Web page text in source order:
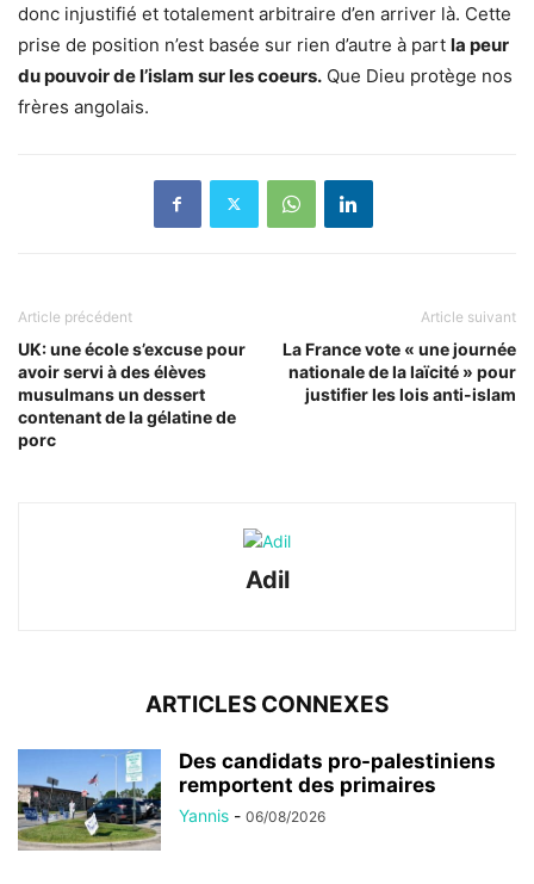
donc injustifié et totalement arbitraire d’en arriver là. Cette
prise de position n’est basée sur rien d’autre à part la peur
du pouvoir de l’islam sur les coeurs. Que Dieu protège nos
frères angolais.
Article précédent
UK: une école s’excuse pour
avoir servi à des élèves
musulmans un dessert
contenant de la gélatine de
porc
Article suivant
La France vote « une journée
nationale de la laïcité » pour
justifier les lois anti-islam
Adil
ARTICLES CONNEXES
Des candidats pro-palestiniens
remportent des primaires
Yannis - 06/08/2026